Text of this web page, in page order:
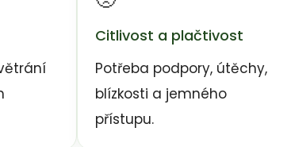
Citlivost a plačtivost
Potřeba podpory, útěchy,
blízkosti a jemného
přístupu.